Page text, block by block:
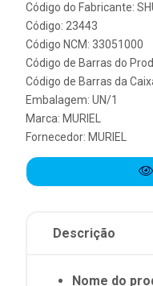
Código do Fabricante:
Código: 23443
Código NCM: 33051000
Código de Barras do
Código de Barras da
Embalagem: UN/1
Marca: MURIEL
Fornecedor: MURIEL
Descrição
Nome do